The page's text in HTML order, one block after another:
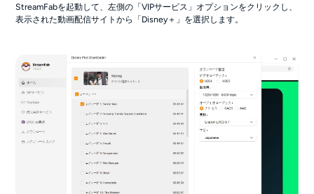
StreamFabを起動して、左側の「VIPサービス」オプションをクリックし、
表示された動画配信サイトから「Disney＋」を選択します。